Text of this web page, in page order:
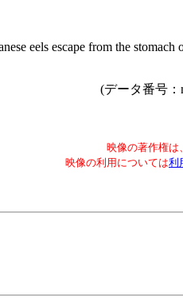
eels escape from the stomach
(データ番号：
映像の著作権は
映像の利用については利